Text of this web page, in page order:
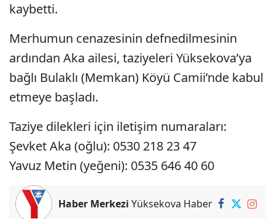
kaybetti.
Merhumun cenazesinin defnedilmesinin
ardından Aka ailesi, taziyeleri Yüksekova’ya
bağlı Bulaklı (Memkan) Köyü Camii’nde kabul
etmeye başladı.
Taziye dilekleri için iletişim numaraları:
Şevket Aka (oğlu): 0530 218 23 47
Yavuz Metin (yeğeni): 0535 646 40 60
Haber Merkezi Yüksekova Haber